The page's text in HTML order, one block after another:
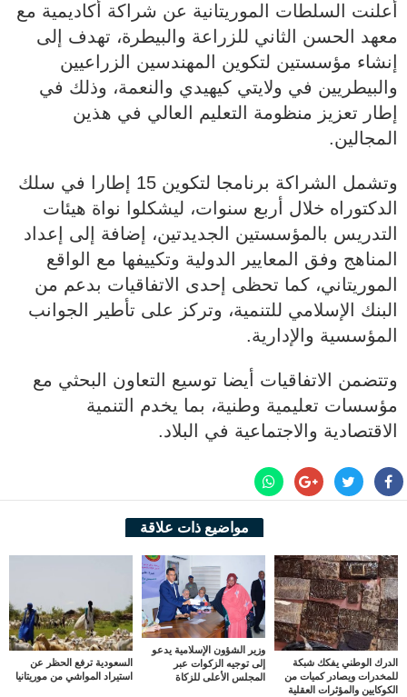
أعلنت السلطات الموريتانية عن شراكة أكاديمية مع
معهد الحسن الثاني للزراعة والبيطرة، تهدف إلى
إنشاء مؤسستين لتكوين المهندسين الزراعيين
والبيطريين في ولايتي كيهيدي والنعمة، وذلك في
إطار تعزيز منظومة التعليم العالي في هذين
المجالين.
وتشمل الشراكة برنامجا لتكوين 15 إطارا في سلك
الدكتوراه خلال أربع سنوات، ليشكلوا نواة هيئات
التدريس بالمؤسستين الجديدتين، إضافة إلى إعداد
المناهج وفق المعايير الدولية وتكييفها مع الواقع
الموريتاني، كما تحظى إحدى الاتفاقيات بدعم من
البنك الإسلامي للتنمية، وتركز على تأطير الجوانب
المؤسسية والإدارية.
وتتضمن الاتفاقيات أيضا توسيع التعاون البحثي مع
مؤسسات تعليمية وطنية، بما يخدم التنمية
الاقتصادية والاجتماعية في البلاد.
مواضيع ذات علاقة
الدرك الوطني يفكك شبكة
للمخدرات ويصادر كميات من
الكوكايين والمؤثرات العقلية
وزير الشؤون الإسلامية يدعو
إلى توجيه الزكوات عبر
المجلس الأعلى للزكاة
السعودية ترفع الحظر عن
استيراد المواشي من موريتانيا